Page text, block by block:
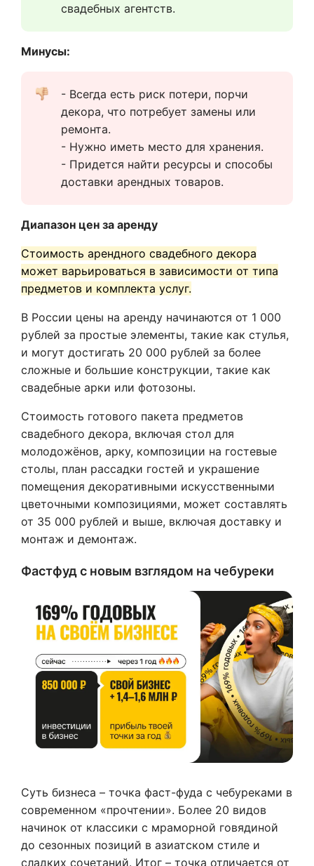
свадебных агентств.
Минусы:
- Всегда есть риск потери, порчи
декора, что потребует замены или
ремонта.
- Нужно иметь место для хранения.
- Придется найти ресурсы и способы
доставки арендных товаров.
Диапазон цен за аренду
Стоимость арендного свадебного декора
может варьироваться в зависимости от типа
предметов и комплекта услуг.
В России цены на аренду начинаются от 1 000
рублей за простые элементы, такие как стулья,
и могут достигать 20 000 рублей за более
сложные и большие конструкции, такие как
свадебные арки или фотозоны.
Стоимость готового пакета предметов
свадебного декора, включая стол для
молодожёнов, арку, композиции на гостевые
столы, план рассадки гостей и украшение
помещения декоративными искусственными
цветочными композициями, может составлять
от 35 000 рублей и выше, включая доставку и
монтаж и демонтаж.
Фастфуд с новым взглядом на чебуреки
Суть бизнеса – точка фаст-фуда с чебуреками в
современном «прочтении». Более 20 видов
начинок от классики с мраморной говядиной
до сезонных позиций в азиатском стиле и
сладких сочетаний. Итог – точка отличается от